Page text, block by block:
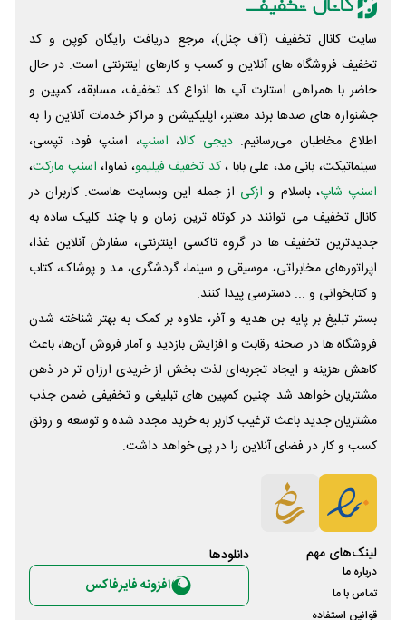
سایت کانال تخفیف (آف چنل)، مرجع دریافت رایگان کوپن و کد
تخفیف فروشگاه های آنلاین و کسب و‌ کارهای اینترنتی است. در حال
حاضر با همراهی استارت آپ ها انواع کد تخفیف، مسابقه، کمپین و
جشنواره های صدها برند معتبر، اپلیکیشن و مراکز خدمات آنلاین را به
اطلاع مخاطبان می‌رسانیم. دیجی کالا، اسنپ، اسنپ فود، تپسی،
سینماتیکت، بانی مد، علی‌ بابا ،کد تخفیف فیلیمو، نماوا، اسنپ مارکت،
اسنپ شاپ، باسلام و ازکی از جمله این وبسایت ‌هاست. کاربران در
کانال تخفیف می توانند در کوتاه ترین زمان و با چند کلیک ساده به
جدیدترین تخفیف ها در گروه تاکسی اینترنتی، سفارش آنلاین غذا،
اپراتورهای مخابراتی، موسیقی و سینما، گردشگری، مد و پوشاک، کتاب
و کتابخوانی و ... دسترسی پیدا کنند.
بستر تبلیغ بر پایه بن هدیه و آفر، علاوه بر کمک به بهتر شناخته شدن
فروشگاه ها در صحنه رقابت و افزایش بازدید و آمار فروش آن‌ها، باعث
کاهش هزینه و ایجاد تجربه‌ای لذت بخش از خریدی ارزان تر در ذهن
مشتریان خواهد شد. چنین کمپین های تبلیغی و تخفیفی ضمن جذب
مشتریان جدید باعث ترغیب کاربر به خرید مجدد شده و توسعه و رونق
کسب و کار در فضای آنلاین را در پی خواهد داشت.
لینک‌های مهم
درباره ما
تماس با ما
قوانین استفاده
دانلود‌ها
افزونه فایرفاکس